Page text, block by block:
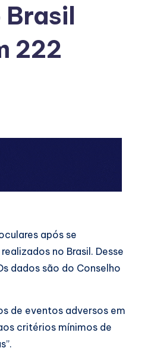
222
após se
no Brasil. Desse
dados são do Conselho
de eventos adversos em
critérios mínimos de